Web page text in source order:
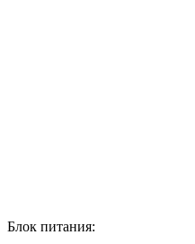
Блoк питания: